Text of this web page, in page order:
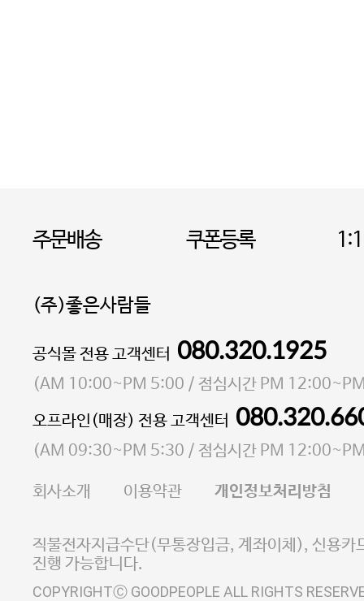
주문배송 쿠폰등록
(주)좋은사람들
대표 이성현,박영환| 개인정보관리책임자 김상현
소재지 서울특별시 마포구 마포대로4다길 41 마포
통신판매업 신고번호 2023-서울마포-3931호
사업자등록번호 105-81-58242
E-MAIL goodpeople@gpin.co.kr
사업자정보확인
이니시스 에스크로 서비
공식몰 전용 고객센터 080.320.1925
(AM 10:00~PM 5:00 / 점심시간 PM
오프라인(매장) 전용 고객센터
(AM 09:30~PM 5:30 / 점심시간 PM
회사소개 이용약관 개인정보처리방침
직불전자지급수단(무통장입금, 계좌이체), 신용카
진행 가능합니다.
COPYRIGHTⒸ GOODPEOPLE ALL RIGHTS